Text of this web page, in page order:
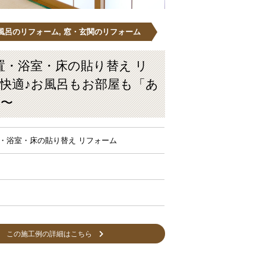
呂のリフォーム, 窓・玄関のリフォーム
浴室・床の貼り替え リ
適♪お風呂もお部屋も「あ
浴室・床の貼り替え リフォーム
この施工例の詳細はこちら